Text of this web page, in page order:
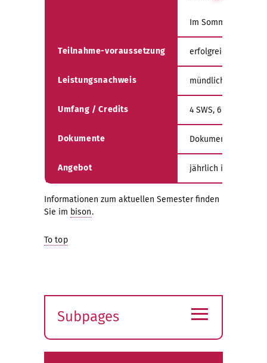
Im
Teilnahme-voraussetzung erfolgreich
Leistungsnachweis mündliche Prüfung
Umfang / Credits 4 SWS, 6 ECTS
Dokumente Dokumente zur
Angebot jährlich im
Informationen zum aktuellen Semester finden
Sie im bison.
To top
Subpages
submenu
≡